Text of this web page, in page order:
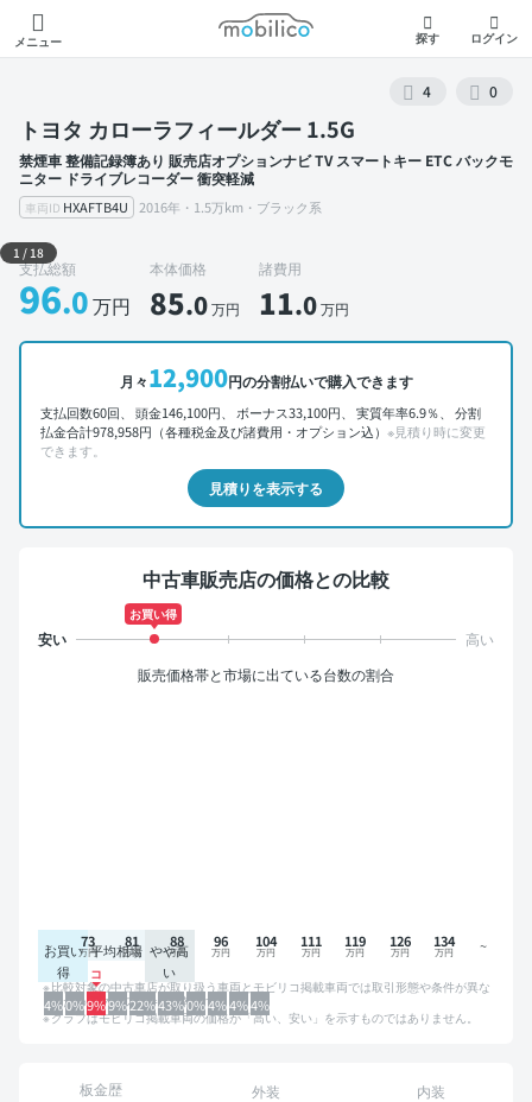
メニュー
モビリコ
探す ログイン
4 0
トヨタ カローラフィールダー 1.5G
禁煙車 整備記録簿あり 販売店オプションナビ TV スマートキー ETC バックモ
ニター ドライブレコーダー 衝突軽減
車両ID HXAFTB4U 2016年・1.5万km・ブラック系
外装 左前
1 /18
支払総額
96.0万円
本体価格
85.0万円
諸費用
11.0万円
月々12,900円の分割払いで購入できます
支払回数60回、 頭金146,100円、 ボーナス33,100円、 実質年率6.9％、 分割
払金合計978,958円（各種税金及び諸費用・オプション込） ※見積り時に変更
できます。
見積りを表示する
中古車販売店の価格との比較
お買い得
販売価格帯と市場に出ている台数の割合
お買い
得
平均相場 やや高
い
4%0%9%9%22%43%0%4%4%4%
73 81 88 96 104 111 119 126 134
比較対象の中古車店が取り扱う車両とモビリコ掲載車両では取引形態や条件が異な
るため、グラフは参考情報です。
グラフはモビリコ掲載車両の価格が「高い、安い」を示すものではありません。
板金歴 外装 内装